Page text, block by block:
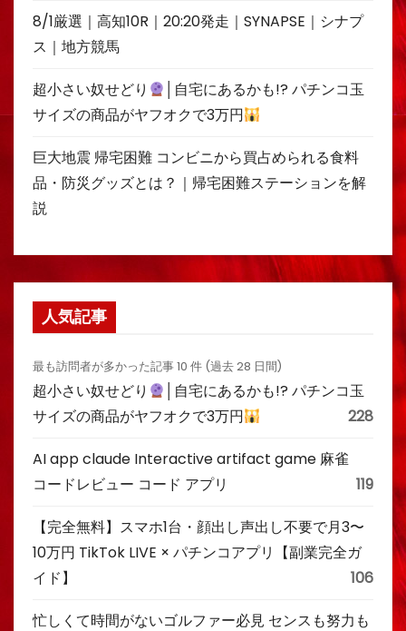
8/1厳選｜高知10R｜20:20発走｜SYNAPSE｜シナプ
ス｜地方競馬
超小さい奴せどり
│自宅にあるかも!? パチンコ玉
サイズの商品がヤフオクで3万円
巨大地震 帰宅困難 コンビニから買占められる食料
品・防災グッズとは？｜帰宅困難ステーションを解
説
人気記事
最も訪問者が多かった記事 10 件 (過去 28 日間)
超小さい奴せどり
│自宅にあるかも!? パチンコ玉
サイズの商品がヤフオクで3万円
228
AI app claude Interactive artifact game 麻雀
コードレビュー コード アプリ
119
【完全無料】スマホ1台・顔出し声出し不要で月3〜
10万円 TikTok LIVE × パチンコアプリ【副業完全ガ
イド】
106
忙しくて時間がないゴルファー必見 センスも努力も